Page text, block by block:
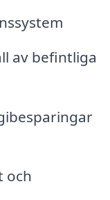
av befintliga
och